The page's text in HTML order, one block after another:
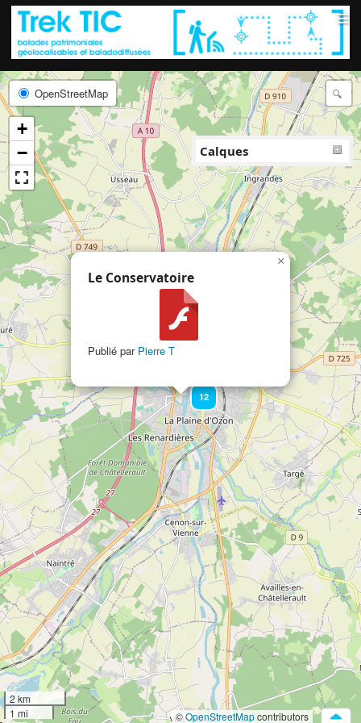
≡
12
Le Conservatoire
Publié par Pierre T
×
OpenStreetMap
+
−
Calques
2 km
1 mi
©OpenStreetMapcontributors